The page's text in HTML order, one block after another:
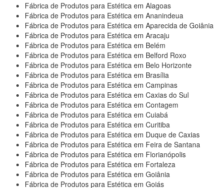
Fábrica de Produtos para Estética em Alagoas
Fábrica de Produtos para Estética em Ananindeua
Fábrica de Produtos para Estética em Aparecida de Goiânia
Fábrica de Produtos para Estética em Aracaju
Fábrica de Produtos para Estética em Belém
Fábrica de Produtos para Estética em Belford Roxo
Fábrica de Produtos para Estética em Belo Horizonte
Fábrica de Produtos para Estética em Brasília
Fábrica de Produtos para Estética em Campinas
Fábrica de Produtos para Estética em Caxias do Sul
Fábrica de Produtos para Estética em Contagem
Fábrica de Produtos para Estética em Cuiabá
Fábrica de Produtos para Estética em Curitiba
Fábrica de Produtos para Estética em Duque de Caxias
Fábrica de Produtos para Estética em Feira de Santana
Fábrica de Produtos para Estética em Florianópolis
Fábrica de Produtos para Estética em Fortaleza
Fábrica de Produtos para Estética em Goiânia
Fábrica de Produtos para Estética em Goiás